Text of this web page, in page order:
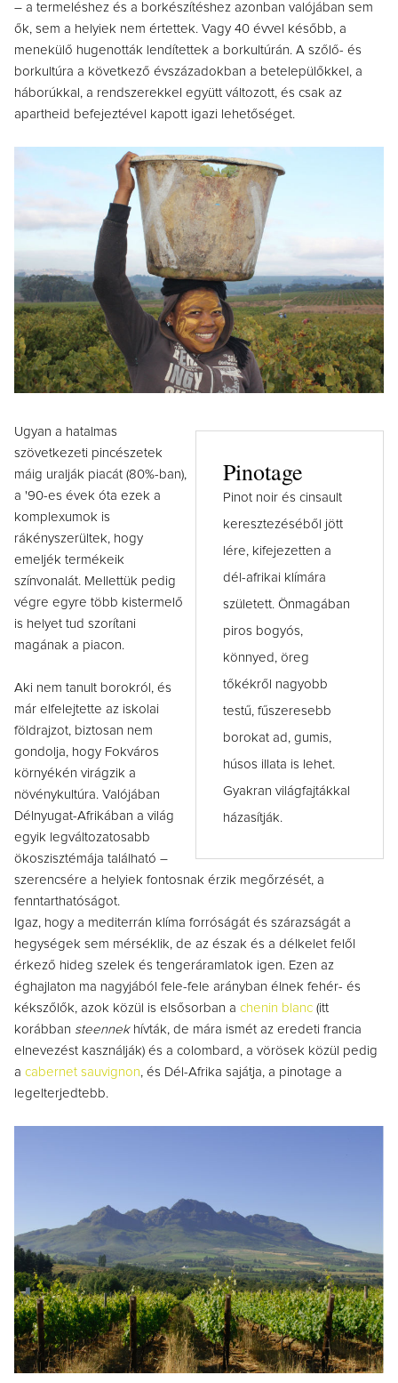
– a termeléshez és a borkészítéshez azonban valójában sem
ők, sem a helyiek nem értettek. Vagy 40 évvel később, a
menekülő hugenották lendítettek a borkultúrán. A szőlő- és
borkultúra a következő évszázadokban a betelepülőkkel, a
háborúkkal, a rendszerekkel együtt változott, és csak az
apartheid befejeztével kapott igazi lehetőséget.
Pinotage
Pinot noir és cinsault
keresztezéséből jött
lére, kifejezetten a
dél-afrikai klímára
született. Önmagában
piros bogyós,
könnyed, öreg
tőkékről nagyobb
testű, fűszeresebb
borokat ad, gumis,
húsos illata is lehet.
Gyakran világfajtákkal
házasítják.
Ugyan a hatalmas
szövetkezeti pincészetek
máig uralják piacát (80%-ban),
a '90-es évek óta ezek a
komplexumok is
rákényszerültek, hogy
emeljék termékeik
színvonalát. Mellettük pedig
végre egyre több kistermelő
is helyet tud szorítani
magának a piacon.
Aki nem tanult borokról, és
már elfelejtette az iskolai
földrajzot, biztosan nem
gondolja, hogy Fokváros
környékén virágzik a
növénykultúra. Valójában
Délnyugat-Afrikában a világ
egyik legváltozatosabb
ökoszisztémája található –
szerencsére a helyiek fontosnak érzik megőrzését, a
fenntarthatóságot.
Igaz, hogy a mediterrán klíma forróságát és szárazságát a
hegységek sem mérséklik, de az észak és a délkelet felől
érkező hideg szelek és tengeráramlatok igen. Ezen az
éghajlaton ma nagyjából fele-fele arányban élnek fehér- és
kékszőlők, azok közül is elsősorban a chenin blanc (itt
korábban steennekhívták, de mára ismét az eredeti francia
elnevezést kasználják) és a colombard, a vörösek közül pedig
a cabernet sauvignon, és Dél-Afrika sajátja, a pinotage a
legelterjedtebb.